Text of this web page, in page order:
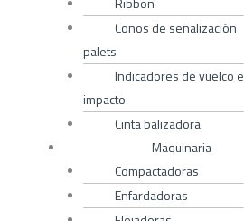
Conos de señalización
palets
Indicadores de vuelco e
impacto
Cinta balizadora
Maquinaria
Compactadoras
Enfardadoras